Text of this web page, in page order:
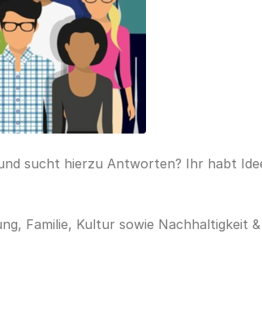
sucht hierzu Antworten? Ihr habt
Familie, Kultur sowie Nachhaltigkeit